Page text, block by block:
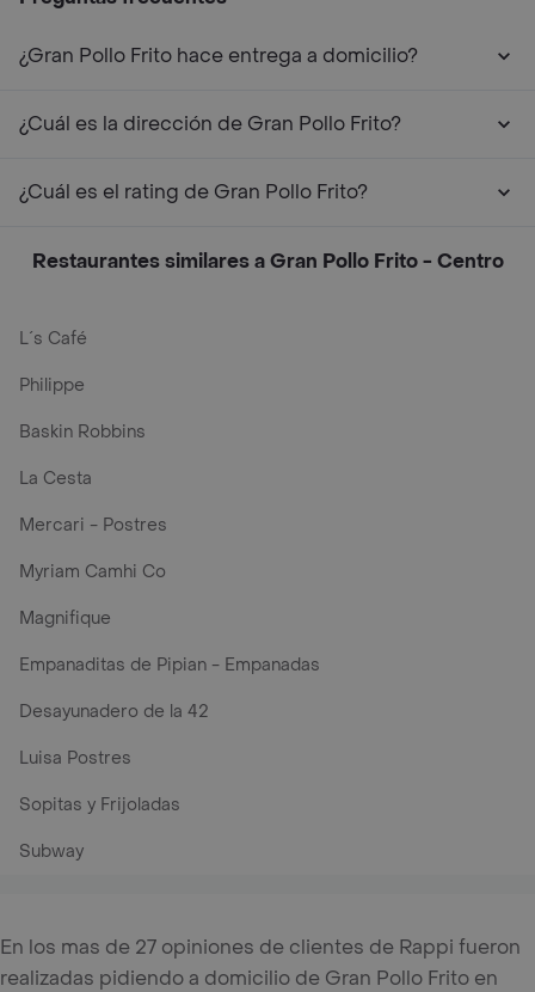
¿Gran Pollo Frito hace entrega a domicilio?
¿Cuál es la dirección de Gran Pollo Frito?
¿Cuál es el rating de Gran Pollo Frito?
Restaurantes similares a Gran Pollo Frito - Centro
L´s Café
Philippe
Baskin Robbins
La Cesta
Mercari - Postres
Myriam Camhi Co
Magnifique
Empanaditas de Pipian - Empanadas
Desayunadero de la 42
Luisa Postres
Sopitas y Frijoladas
Subway
En los mas de 27 opiniones de clientes de Rappi fueron
realizadas pidiendo a domicilio de Gran Pollo Frito en